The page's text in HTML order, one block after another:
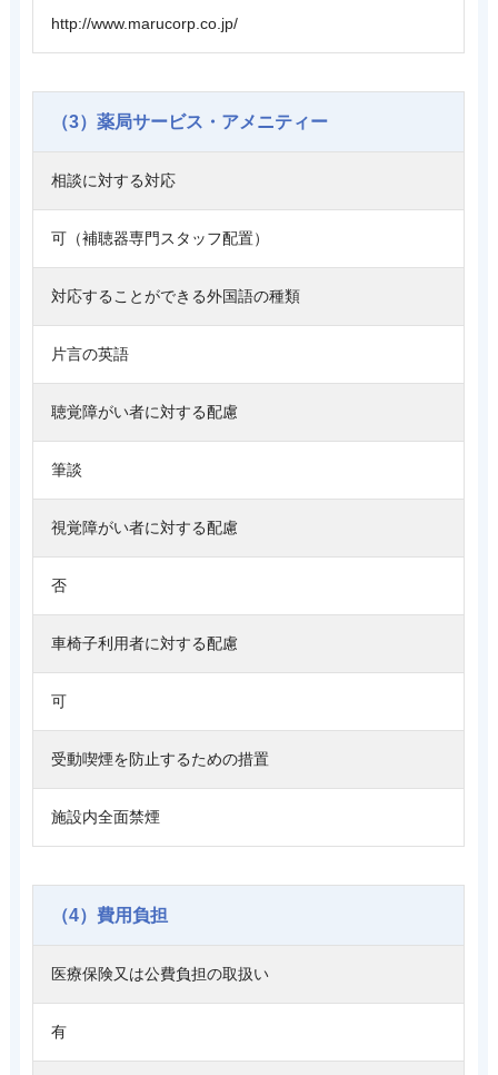
http://www.marucorp.co.jp/
（3）薬局サービス・アメニティー
相談に対する対応
可（補聴器専門スタッフ配置）
対応することができる外国語の種類
片言の英語
聴覚障がい者に対する配慮
筆談
視覚障がい者に対する配慮
否
車椅子利用者に対する配慮
可
受動喫煙を防止するための措置
施設内全面禁煙
（4）費用負担
医療保険又は公費負担の取扱い
有